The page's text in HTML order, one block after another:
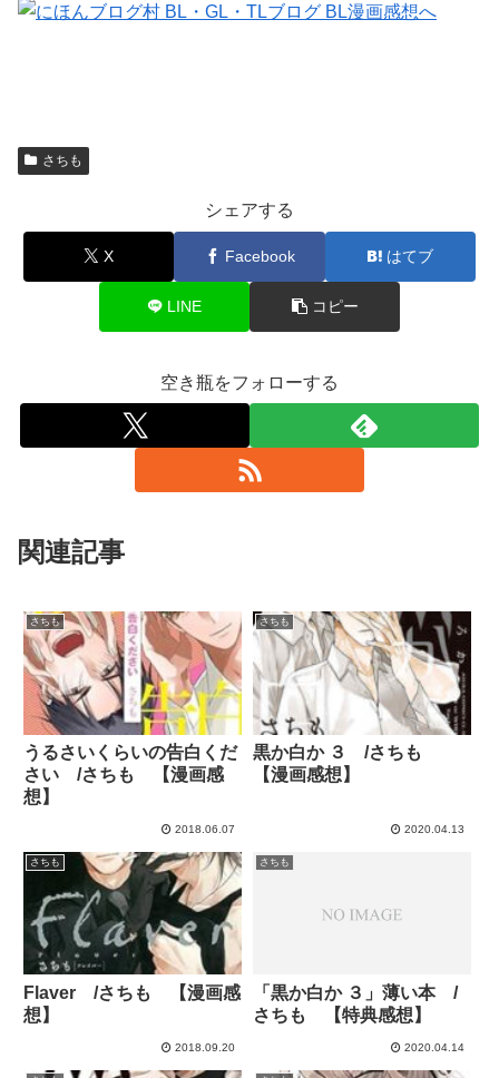
さちも
シェアする
X Facebook はてブ
LINE コピー
空き瓶をフォローする
関連記事
さちも
うるさいくらいの告白くだ
さい /さちも 【漫画感
想】
2018.06.07
さちも
黒か白か ３ /さちも
【漫画感想】
2020.04.13
さちも
Flaver /さちも 【漫画感
想】
2018.09.20
さちも
「黒か白か ３」薄い本 /
さちも 【特典感想】
2020.04.14